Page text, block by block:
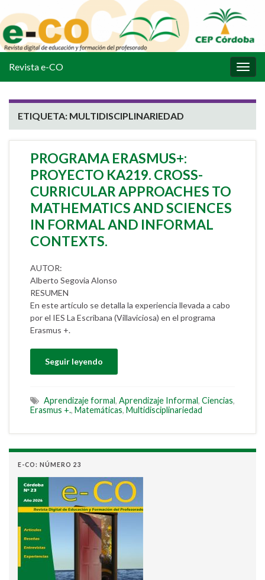
la
Revista e-CO
ETIQUETA: MULTIDISCIPLINARIEDAD
PROGRAMA ERASMUS+:
PROYECTO KA219. CROSS-
CURRICULAR APPROACHES TO
MATHEMATICS AND SCIENCES
IN FORMAL AND INFORMAL
CONTEXTS.
AUTOR:
Alberto Segovia Alonso
RESUMEN
En este artículo se detalla la experiencia llevada a cabo
por el IES La Escribana (Villaviciosa) en el programa
Erasmus +.
Seguir leyendo
Aprendizaje formal, Aprendizaje Informal, Ciencias,
Erasmus +., Matemáticas, Multidisciplinariedad
E-CO: NÚMERO 23